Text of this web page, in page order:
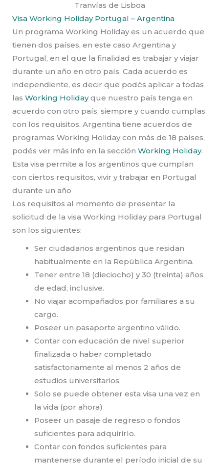
Tranvías de Lisboa
Visa Working Holiday Portugal – Argentina
Un programa Working Holiday es un acuerdo que
tienen dos países, en este caso Argentina y
Portugal, en el que la finalidad es trabajar y viajar
durante un año en otro país. Cada acuerdo es
independiente, es decir que podés aplicar a todas
las Working Holidayque nuestro país tenga en
acuerdo con otro país, siempre y cuando cumplas
con los requisitos. Argentina tiene acuerdos de
programas Working Holiday con más de 18 países,
podés ver más info en la sección Working Holiday.
Esta visa permite a los argentinos que cumplan
con ciertos requisitos, vivir y trabajar en Portugal
durante un año
Los requisitos al momento de presentar la
solicitud de la visa Working Holiday para Portugal
son los siguientes:
Ser ciudadanos argentinos que residan
habitualmente en la República Argentina.
Tener entre 18 (dieciocho) y 30 (treinta) años
de edad, inclusive.
No viajar acompañados por familiares a su
cargo.
Poseer un pasaporte argentino válido.
Contar con educación de nivel superior
finalizada o haber completado
satisfactoriamente al menos 2 años de
estudios universitarios.
Solo se puede obtener esta visa una vez en
la vida (por ahora)
Poseer un pasaje de regreso o fondos
suficientes para adquirirlo.
Contar con fondos suficientes para
mantenerse durante el período inicial de su